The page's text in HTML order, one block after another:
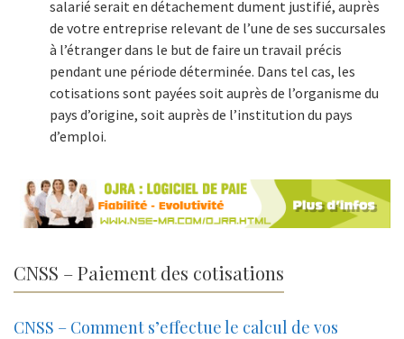
salarié serait en détachement dument justifié, auprès
de votre entreprise relevant de l’une de ses succursales
à l’étranger dans le but de faire un travail précis
pendant une période déterminée. Dans tel cas, les
cotisations sont payées soit auprès de l’organisme du
pays d’origine, soit auprès de l’institution du pays
d’emploi.
CNSS – Paiement des cotisations
CNSS – Comment s’effectue le calcul de vos